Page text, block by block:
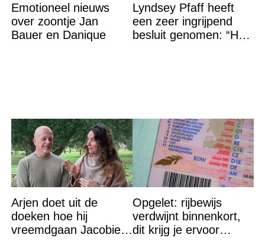
Emotioneel nieuws
over zoontje Jan
Bauer en Danique
Lyndsey Pfaff heeft
een zeer ingrijpend
besluit genomen: “Het
Arjen doet uit de
doeken hoe hij
vreemdgaan Jacobien
Opgelet: rijbewijs
verdwijnt binnenkort,
dit krijg je ervoor